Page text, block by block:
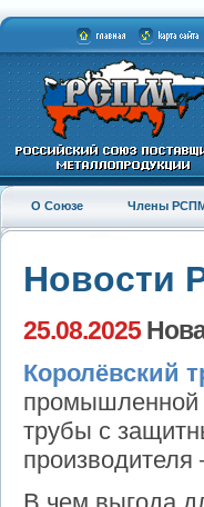
О Союзе Члены
Новости
25.08.2025
Королёвский
промышленной
трубы с